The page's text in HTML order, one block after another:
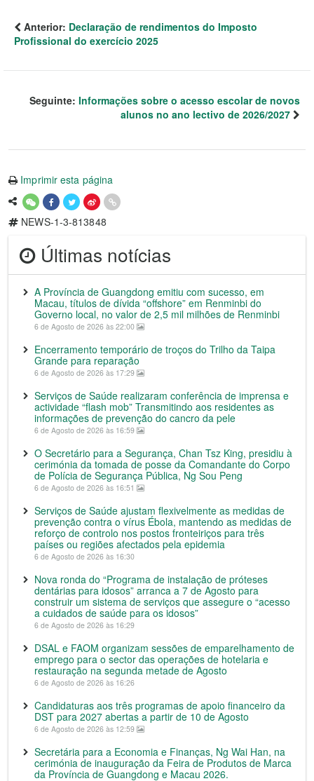
Anterior: Declaração de rendimentos do Imposto
Profissional do exercício 2025
Seguinte: Informações sobre o acesso escolar de novos
alunos no ano lectivo de 2026/2027
Imprimir esta página
NEWS-1-3-813848
Últimas notícias
A Província de Guangdong emitiu com sucesso, em
Macau, títulos de dívida “offshore” em Renminbi do
Governo local, no valor de 2,5 mil milhões de Renminbi
6 de Agosto de 2026 às 22:00
Encerramento temporário de troços do Trilho da Taipa
Grande para reparação
6 de Agosto de 2026 às 17:29
Serviços de Saúde realizaram conferência de imprensa e
actividade “flash mob” Transmitindo aos residentes as
informações de prevenção do cancro da pele
6 de Agosto de 2026 às 16:59
O Secretário para a Segurança, Chan Tsz King, presidiu à
cerimónia da tomada de posse da Comandante do Corpo
de Polícia de Segurança Pública, Ng Sou Peng
6 de Agosto de 2026 às 16:51
Serviços de Saúde ajustam flexivelmente as medidas de
prevenção contra o vírus Ébola, mantendo as medidas de
reforço de controlo nos postos fronteiriços para três
países ou regiões afectados pela epidemia
6 de Agosto de 2026 às 16:30
Nova ronda do “Programa de instalação de próteses
dentárias para idosos” arranca a 7 de Agosto para
construir um sistema de serviços que assegure o “acesso
a cuidados de saúde para os idosos”
6 de Agosto de 2026 às 16:29
DSAL e FAOM organizam sessões de emparelhamento de
emprego para o sector das operações de hotelaria e
restauração na segunda metade de Agosto
6 de Agosto de 2026 às 16:26
Candidaturas aos três programas de apoio financeiro da
DST para 2027 abertas a partir de 10 de Agosto
6 de Agosto de 2026 às 12:59
Secretária para a Economia e Finanças, Ng Wai Han, na
cerimónia de inauguração da Feira de Produtos de Marca
da Província de Guangdong e Macau 2026.